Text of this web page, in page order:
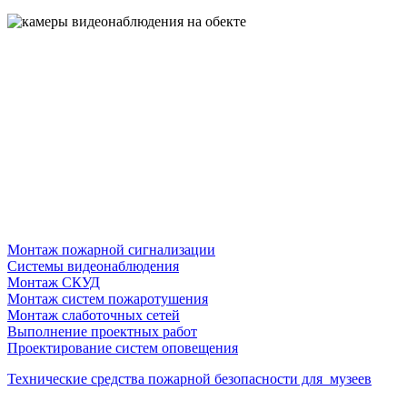
Монтаж пожарной сигнализации
Системы видеонаблюдения
Монтаж СКУД
Монтаж систем пожаротушения
Монтаж слаботочных сетей
Выполнение проектных работ
Проектирование систем оповещения
Технические средства пожарной безопасности для музеев